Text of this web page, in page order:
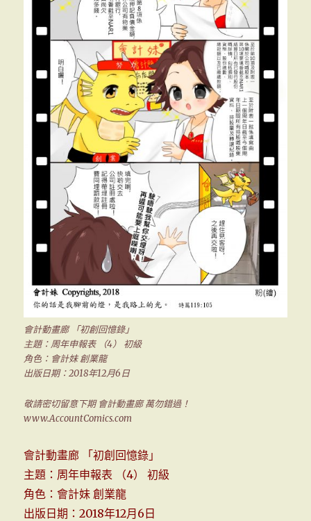
會計動畫廊 「初創回憶錄」
主題：周年申報表 （4） 初級
角色：會計妹 創業龍
出版日期：2018年12月6日
敬請密切留意下期 會計動畫廊 萬勿錯過！
www.AccountComics.com
會計動畫廊 「初創回憶錄」
主題：周年申報表 （4） 初級
角色：會計妹 創業龍
出版日期：2018年12月6日